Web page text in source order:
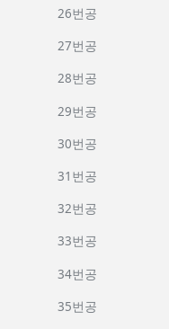
26번공
27번공
28번공
29번공
30번공
31번공
32번공
33번공
34번공
35번공